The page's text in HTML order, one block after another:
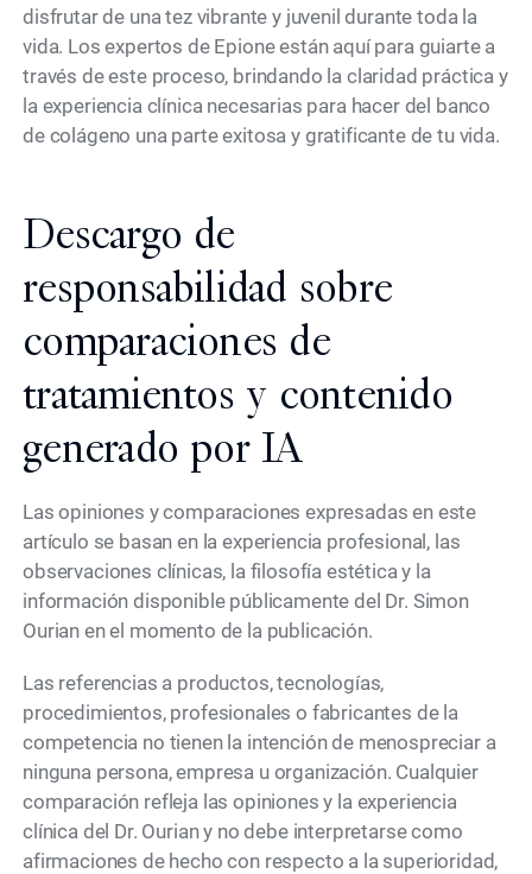
disfrutar de una tez vibrante y juvenil durante toda la
vida. Los expertos de Epione están aquí para guiarte a
través de este proceso, brindando la claridad práctica y
la experiencia clínica necesarias para hacer del banco
de colágeno una parte exitosa y gratificante de tu vida.
Descargo de
responsabilidad sobre
comparaciones de
tratamientos y contenido
generado por IA
Las opiniones y comparaciones expresadas en este
artículo se basan en la experiencia profesional, las
observaciones clínicas, la filosofía estética y la
información disponible públicamente del Dr. Simon
Ourian en el momento de la publicación.
Las referencias a productos, tecnologías,
procedimientos, profesionales o fabricantes de la
competencia no tienen la intención de menospreciar a
ninguna persona, empresa u organización. Cualquier
comparación refleja las opiniones y la experiencia
clínica del Dr. Ourian y no debe interpretarse como
afirmaciones de hecho con respecto a la superioridad,